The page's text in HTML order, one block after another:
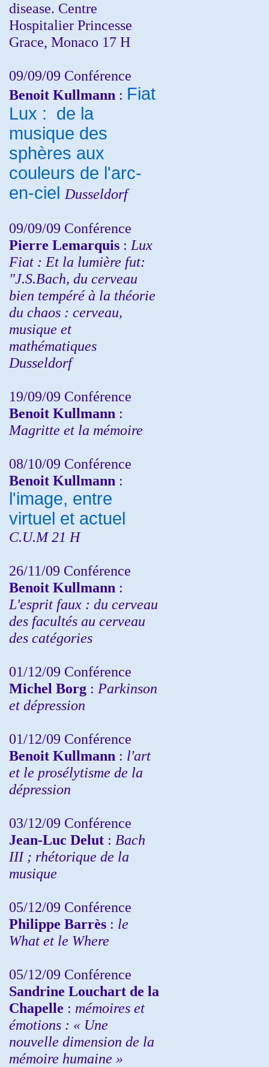
disease. Centre
Hospitalier Princesse
Grace, Monaco 17 H
09/09/09 Conférence
Benoit Kullmann : Fiat
Lux : de la
musique des
sphères aux
couleurs de l'arc-
en-ciel Dusseldorf
09/09/09 Conférence
Pierre Lemarquis : Lux
Fiat : Et la lumière fut:
"J.S.Bach, du cerveau
bien tempéré à la théorie
du chaos : cerveau,
musique et
mathématiques
Dusseldorf
19/09/09 Conférence
Benoit Kullmann :
Magritte et la mémoire
08/10/09 Conférence
Benoit Kullmann :
l'image, entre
virtuel et actuel
C.U.M 21 H
26/11/09 Conférence
Benoit Kullmann :
L'esprit faux : du cerveau
des facultés au cerveau
des catégories
01/12/09 Conférence
Michel Borg : Parkinson
et dépression
01/12/09 Conférence
Benoit Kullmann : l'art
et le prosélytisme de la
dépression
03/12/09 Conférence
Jean-Luc Delut : Bach
III ; rhétorique de la
musique
05/12/09 Conférence
Philippe Barrès : le
What et le Where
05/12/09 Conférence
Sandrine Louchart de la
Chapelle : mémoires et
émotions : « Une
nouvelle dimension de la
mémoire humaine »